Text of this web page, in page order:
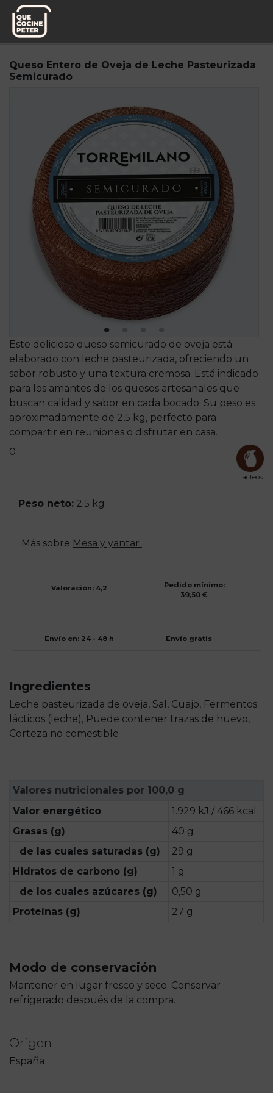
Pedido semanal
Queso Entero de Oveja de Leche Pasteurizada
Semicurado
Este delicioso queso semicurado de oveja está
elaborado con leche pasteurizada, ofreciendo un
sabor robusto y una textura cremosa. Está indicado
para los amantes de los quesos artesanales que
buscan calidad y sabor en cada bocado. Su peso es
aproximadamente de 2,5 kg, perfecto para
compartir en reuniones o disfrutar en casa.
0
Lacteos
Peso neto: 2.5 kg
Más sobre Mesa y yantar
Valoración: 4,2
Pedido mínimo:
39,50 €
Envío en: 24 - 48 h Envío gratis
Ingredientes
Leche pasteurizada de oveja, Sal, Cuajo, Fermentos
lácticos (leche), Puede contener trazas de huevo,
Corteza no comestible
Valores nutricionales por 100,0 g
Valor energético
1.929 kJ / 466 kcal
Grasas (g)
40 g
de las cuales saturadas (g)
29 g
Hidratos de carbono (g)
1 g
de los cuales azúcares (g)
0,50 g
Proteínas (g)
27 g
Modo de conservación
Mantener en lugar fresco y seco. Conservar
refrigerado después de la compra.
Origen
España